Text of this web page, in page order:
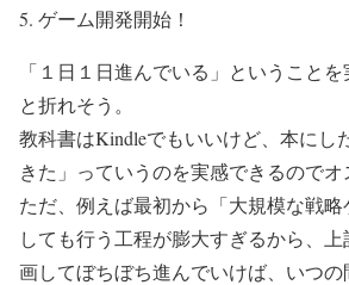
5. ゲーム開発開始！
「１日１日進んでいる」ということ
と折れそう。
教科書はKindleでもいいけど、本にし
きた」っていうのを実感できるのでオ
ただ、例えば最初から「大規模な戦
しても行う工程が膨大すぎるから、
画してぼちぼち進んでいけば、いつ